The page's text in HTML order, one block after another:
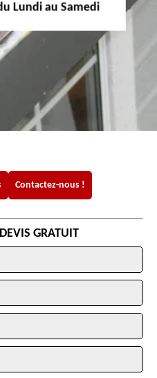
Lundi au Samedi
Contactez-nous !
GRATUIT